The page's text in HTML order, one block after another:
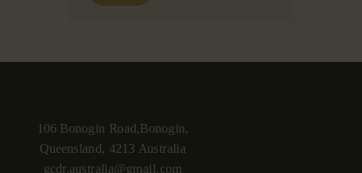
106 Bonogin Road,Bonogin,
Queensland, 4213 Australia
gcdr.australia@gmail.com